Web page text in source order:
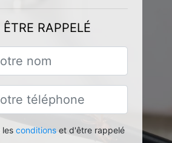
ÊTRE RAPPELÉ
conditionset d'être rappelé